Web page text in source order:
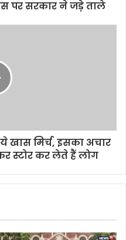
पर सरकार ने जड़े ताले
खास मिर्च, इसका अचार
स्टोर कर लेते हैं लोग